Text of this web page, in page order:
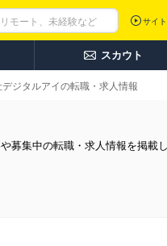
サイ
スカウト
ジタルアイの転職・求人情報
募集中の転職・求人情報を掲載